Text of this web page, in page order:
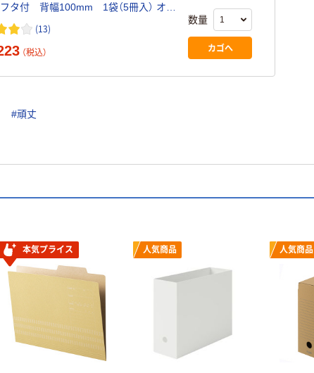
付 背幅100mm 1袋（5冊入） オリ
(13)
（税込）
数量
カゴへ
#頑丈
本気プライス 人気商品 人気商品